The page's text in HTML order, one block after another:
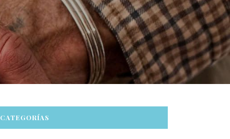
CATEGORÍAS